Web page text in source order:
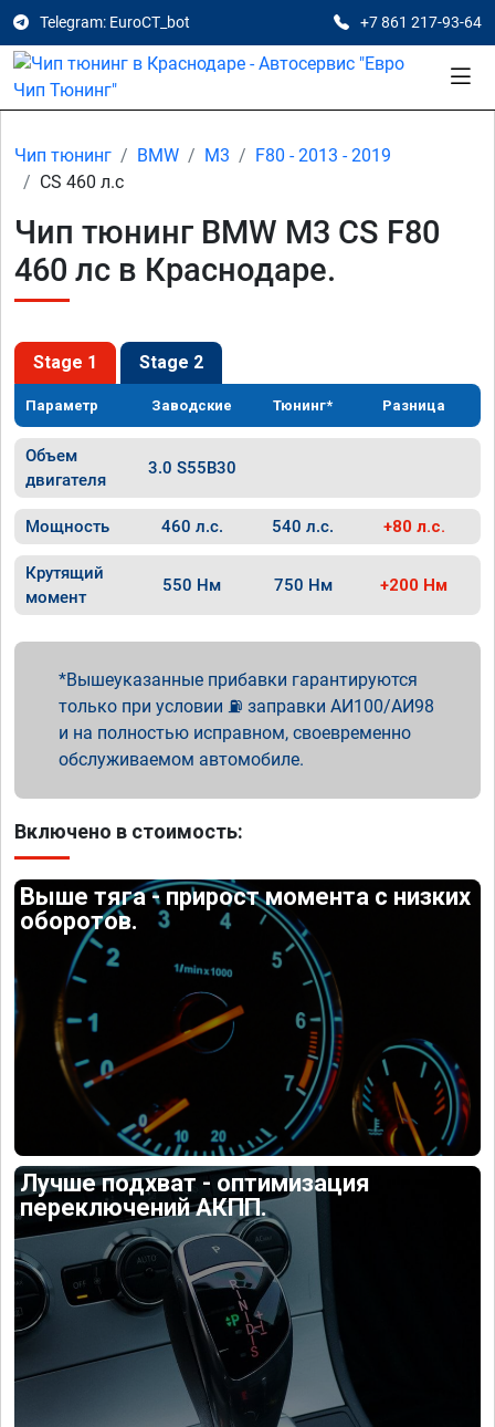
Telegram: EuroCT_bot +7 861 217-93-64
Чип тюнинг BMW M3
F80 - 2013 - 2019
CS 460 л.с
Чип тюнинг BMW M3 CS F80
460 лс в Краснодаре.
Stage 1 Stage 2
Параметр Заводские Тюнинг* Разница
Объем
двигателя
3.0 S55B30
Мощность 460 л.с. 540 л.с. +80 л.с.
Крутящий
момент
550 Нм 750 Нм +200 Нм
Вышеуказанные прибавки гарантируются
только при условии ⛽ заправки АИ100/АИ98
и на полностью исправном, своевременно
обслуживаемом автомобиле.
Включено в стоимость:
Выше тяга - прирост момента с низких
оборотов.
Лучше подхват - оптимизация
переключений АКПП.